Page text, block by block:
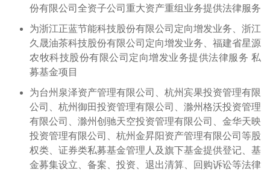
份有限公司全资子公司重大资产重组业务提供法律服务
为浙江正蓝节能科技股份有限公司定向增发业务、浙江
久晟油茶科技股份有限公司定向增发业务、福建省星源
农牧科技股份有限公司定向增发业务提供法律服务 私
募基金项目
为台州泉泽资产管理有限公司、杭州宾果投资管理有限
公司、杭州御田投资管理有限公司、滁州格沃投资管理
有限公司、滁州创驰天空投资管理有限公司、金华天映
投资管理有限公司、杭州金昇阳资产管理有限公司等股
权类、证券类私募基金管理人及旗下基金提供登记、基
金募集设立、备案、投资、退出清算、回购诉讼等法律